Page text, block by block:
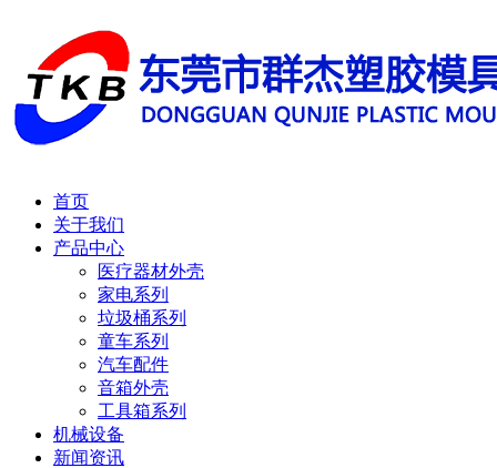
首页
关于我们
产品中心
医疗器材外壳
家电系列
垃圾桶系列
童车系列
汽车配件
音箱外壳
工具箱系列
机械设备
新闻资讯